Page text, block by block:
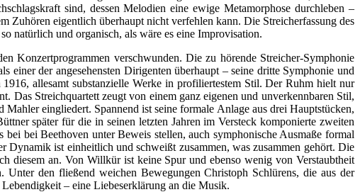
sind, dessen Melodien eine ewige Metamorphose durchleben –
Zuhören eigentlich überhaupt nicht verfehlen kann. Die Streicherfassung des
natürlich und organisch, als wäre es eine Improvisation.
Konzertprogrammen verschwunden. Die zu hörende Streicher-Symphonie
der angesehensten Dirigenten überhaupt – seine dritte Symphonie und
allesamt substanzielle Werke in profiliertestem Stil. Der Ruhm hielt nur
Das Streichquartett zeugt von einem ganz eigenen und unverkennbaren Stil,
eingliedert. Spannend ist seine formale Anlage aus drei Hauptstücken,
später für die in seinen letzten Jahren im Versteck komponierte zweiten
bei Beethoven unter Beweis stellen, auch symphonische Ausmaße formal
ist einheitlich und schweißt zusammen, was zusammen gehört. Die
diesem an. Von Willkür ist keine Spur und ebenso wenig von Verstaubtheit
den fließend weichen Bewegungen Christoph Schlürens, die aus der
– eine Liebeserklärung an die Musik.